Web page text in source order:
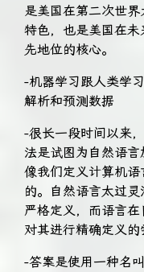
是美国在第二次世
特色，也是美国在
先地位的核心。
-机器学习跟人类学
解析和预测数据
-很长一段时间以来
法是试图为自然语
像我们定义计算机
的。自然语言太过
严格定义，而语言
对其进行精确定义的
-答案是使用一种名